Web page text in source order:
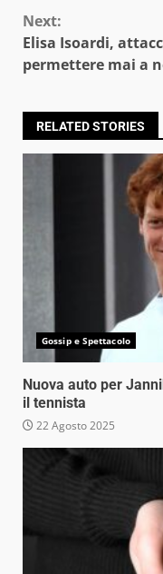
Next:
Elisa Isoardi,
permettere mai a
RELATED STORIES
Gossip e Spettacolo
Nuova auto per
il tennista
22 Agosto 2025